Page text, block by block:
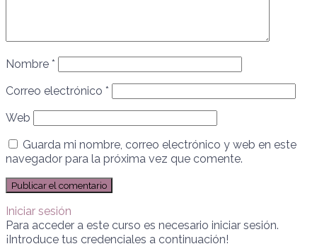
Nombre *
Correo electrónico *
Web
Guarda mi nombre, correo electrónico y web en este
navegador para la próxima vez que comente.
Iniciar sesión
Para acceder a este curso es necesario iniciar sesión.
¡Introduce tus credenciales a continuación!